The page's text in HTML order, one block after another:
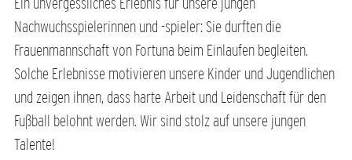
Nachwuchsspielerinnen und -spieler: Sie durften die
Frauenmannschaft von Fortuna beim Einlaufen begleiten.
Solche Erlebnisse motivieren unsere Kinder und Jugendlichen
und zeigen ihnen, dass harte Arbeit und Leidenschaft für den
Fußball belohnt werden. Wir sind stolz auf unsere jungen
Talente!